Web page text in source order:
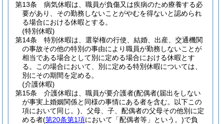
第13条
病気休暇は、職員が負傷又は疾病のため療養する必
要があり、その勤務しないことがやむを得ないと認められ
る場合における休暇とする。
(特別休暇)
第14条
特別休暇は、選挙権の行使、結婚、出産、交通機関
の事故その他の特別の事由により職員が勤務しないことが
相当である場合として別に定める場合における休暇とす
る。
この場合において、別に定める特別休暇については、
別にその期間を定める。
(介護休暇)
第15条
介護休暇は、職員が要介護者(配偶者(届出をしない
が事実上婚姻関係と同様の事情にある者を含む。以下この
項において同じ。) 、父母、子、配偶者の父母その他別に定
める者(第20条第1項において「配偶者等」という。)で負